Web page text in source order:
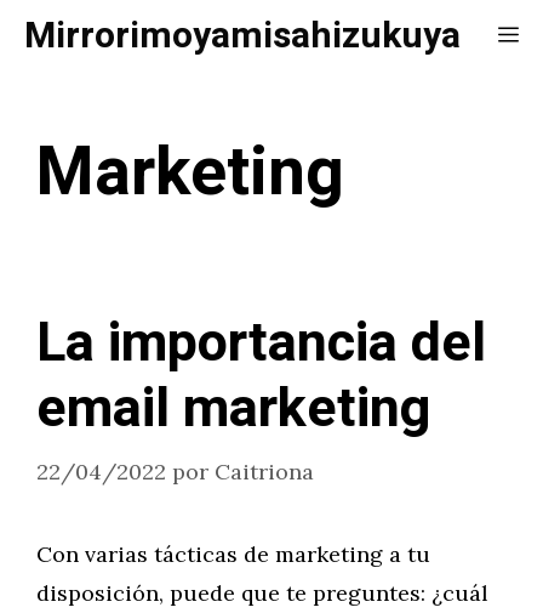
Saltar
Mirrorimoyamisahizukuya
Marketing
La importancia del
email marketing
22/04/2022 por Caitriona
Con varias tácticas de marketing a tu
disposición, puede que te preguntes: ¿cuál